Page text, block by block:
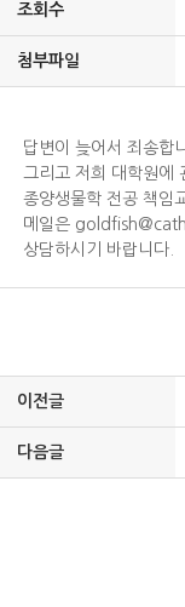
조회수
첨부파일
답변이 늦어서 죄송합
그리고 저희 대학원에
종양생물학 전공 책임
메일은
상담하시기 바랍니다.
이전글
다음글